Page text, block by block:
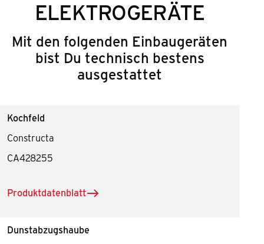
ELEKTROGERÄTE
Mit den folgenden Einbaugeräten
bist Du technisch bestens
ausgestattet
Kochfeld
Constructa
CA428255
Produktdatenblatt
herunterladen für Kochfeld
Dunstabzugshaube